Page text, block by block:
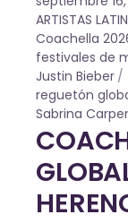
ARTISTAS
Coachella
festivales de
Justin Bieber
reguetón
Sabrina